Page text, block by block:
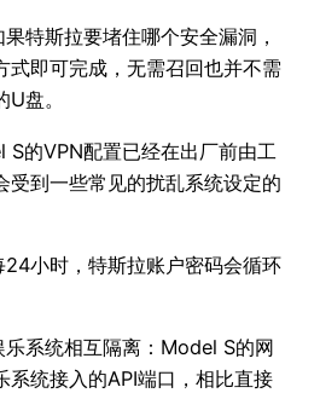
特斯拉要堵住哪个安全漏洞，
式即可完成，无需召回也并不需
盘。
的VPN配置已经在出厂前由工
受到一些常见的扰乱系统设定的
小时，特斯拉账户密码会循环
系统相互隔离：Model S的网
系统接入的API端口，相比直接